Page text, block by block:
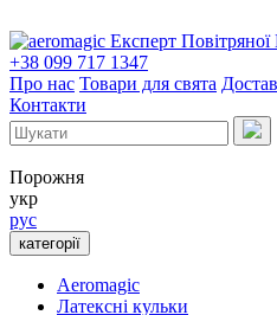
Експерт Повітряної
+38 099 717 1347
Про нас Товари для свята
Контакти
Порожня
укр
рус
категорії
Aeromagic
Латексні кульки